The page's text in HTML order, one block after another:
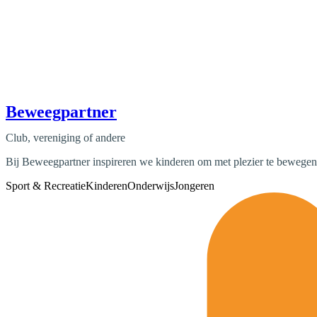
Beweegpartner
Club, vereniging of andere
Bij Beweegpartner inspireren we kinderen om met plezier te
Sport & RecreatieKinderenOnderwijsJongeren